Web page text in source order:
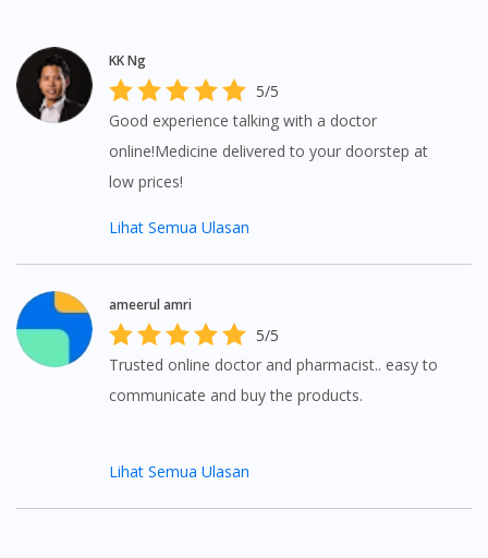
Visit DoctorOnCall Singapore
You seem to be shopping from Singapore
To serve you better, would you like to head over to
DoctorOnCall Singapore?
KK Ng
5/5
Good experience talking with a doctor
online!Medicine delivered to your doorstep at
low prices!
Lihat Semua Ulasan
ameerul amri
5/5
Trusted online doctor and pharmacist.. easy to
communicate and buy the products.
Lihat Semua Ulasan